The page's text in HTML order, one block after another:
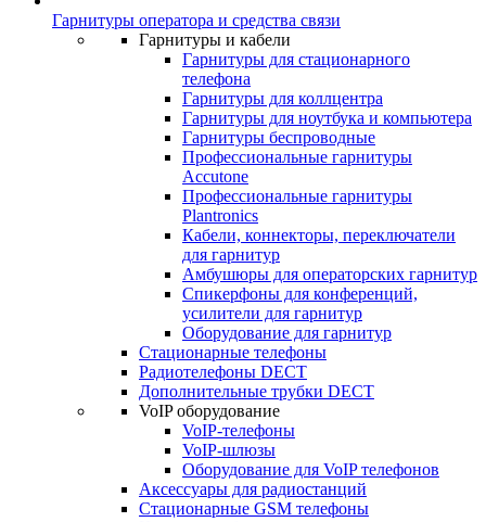
Гарнитуры оператора и средства связи
Гарнитуры и кабели
Гарнитуры для стационарного
телефона
Гарнитуры для коллцентра
Гарнитуры для ноутбука и компьютера
Гарнитуры беспроводные
Профессиональные гарнитуры
Accutone
Профессиональные гарнитуры
Plantronics
Кабели, коннекторы, переключатели
для гарнитур
Амбушюры для операторских гарнитур
Cпикерфоны для конференций,
усилители для гарнитур
Оборудование для гарнитур
Стационарные телефоны
Радиотелефоны DECT
Дополнительные трубки DECT
VoIP оборудование
VoIP-телефоны
VoIP-шлюзы
Оборудование для VoIP телефонов
Аксессуары для радиостанций
Стационарные GSM телефоны